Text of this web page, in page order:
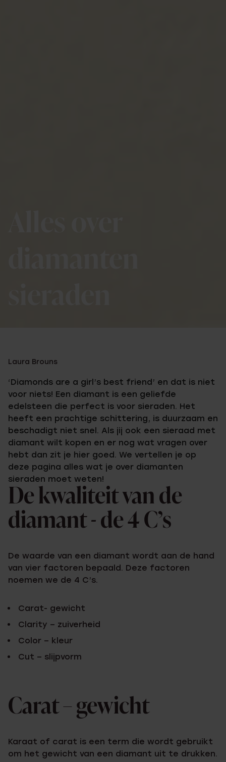
Laura Brouns
‘Diamonds are a girl’s best friend’ en dat is niet
voor niets! Een diamant is een geliefde
edelsteen die perfect is voor sieraden. Het
heeft een prachtige schittering, is duurzaam en
beschadigt niet snel. Als jij ook een sieraad met
diamant wilt kopen en er nog wat vragen over
hebt dan zit je hier goed. We vertellen je op
deze pagina alles wat je over diamanten
sieraden moet weten!
De kwaliteit van de
diamant - de 4 C’s
De waarde van een diamant wordt aan de hand
van vier factoren bepaald. Deze factoren
noemen we de 4 C’s.
Carat- gewicht
Clarity – zuiverheid
Color – kleur
Cut – slijpvorm
Carat – gewicht
Karaat of carat is een term die wordt gebruikt
om het gewicht van een diamant uit te drukken.